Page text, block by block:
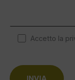
Accetto la